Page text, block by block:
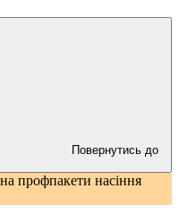
Повернутись до
профпакети насіння